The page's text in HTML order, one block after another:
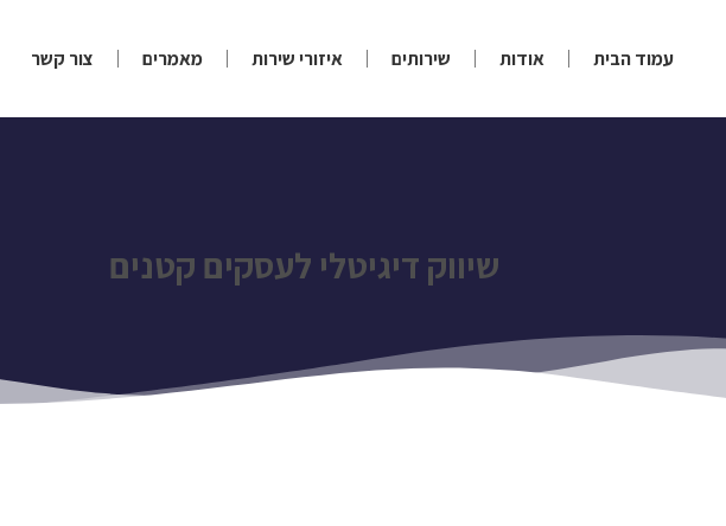
עמוד הבית אודות שירותים איזורי שירות מאמרים צור קשר
שיווק דיגיטלי לעסקים קטנים